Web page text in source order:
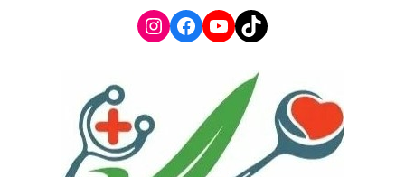
Instagram
Facebook
YouTube
TikTok